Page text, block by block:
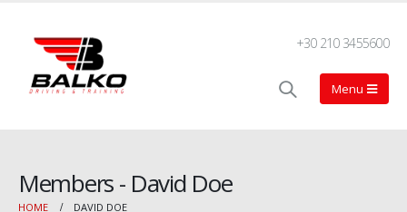
+30 210 3455600
Members - David Doe
HOME DAVID DOE